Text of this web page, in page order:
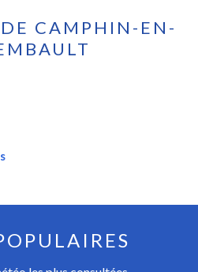
CAMPHIN-EN-